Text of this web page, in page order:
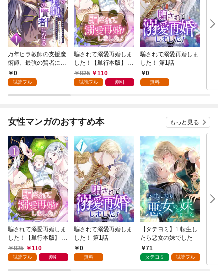
万年ヒラ教師の支援魔
術師、最強の賢者にな
る～不人気の支援魔術
師は給料泥棒だと魔術
が、出世した元教え子
らない件～ 第1話
0
試読フル
騙されて溺愛再婚しま
した！【単行本版】 1
巻825 110
試読フル 割引
騙されて溺愛再婚しま
した！ 第1話
0
無料
女性マンガのおすすめ本 もっと見る
騙されて溺愛再婚しま
した！【単行本版】 1
巻825 110
試読フル 割引
騙されて溺愛再婚しま
した！ 第1話
0
無料
【タテヨミ】1.転生し
たら悪女の妹でした
71
タテヨミ 試読フル
の